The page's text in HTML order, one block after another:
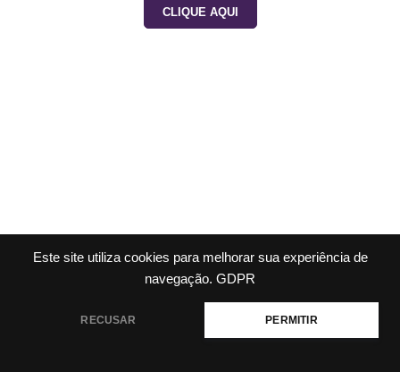
Este site utiliza cookies para melhorar sua experiência de
navegação. GDPR
RECUSAR PERMITIR
CLIQUE AQUI